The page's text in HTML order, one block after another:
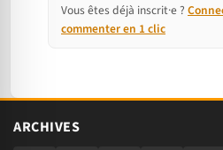
Vous êtes déjà inscrit·e ?
commenter en 1 clic
ARCHIVES